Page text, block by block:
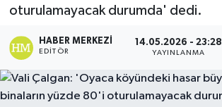
oturulamayacak durumda' dedi.
HABER MERKEZI
EDITÖR
14.05.2026 - 23:28
YAYINLANMA